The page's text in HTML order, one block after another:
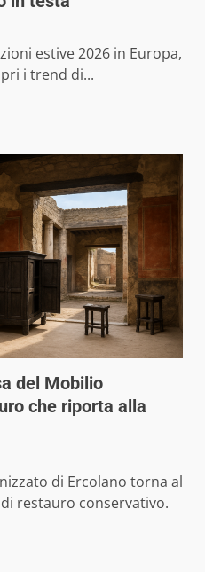
estive 2026 in Europa,
i trend di...
del Mobilio
che riporta alla
di Ercolano torna al
restauro conservativo.